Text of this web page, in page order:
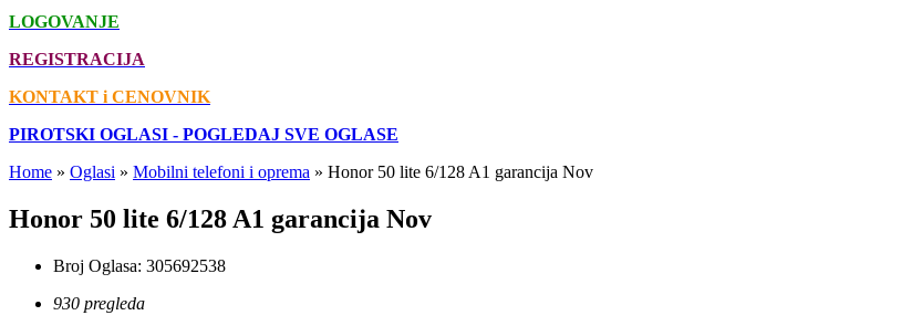
LOGOVANJE
REGISTRACIJA
KONTAKT i CENOVNIK
PIROTSKI OGLASI - POGLEDAJ SVE OGLASE
Home » Oglasi » Mobilni telefoni i oprema » Honor 50 lite 6/128 A1 garancija Nov
Honor 50 lite 6/128 A1 garancija Nov
Broj Oglasa: 305692538
930 pregleda